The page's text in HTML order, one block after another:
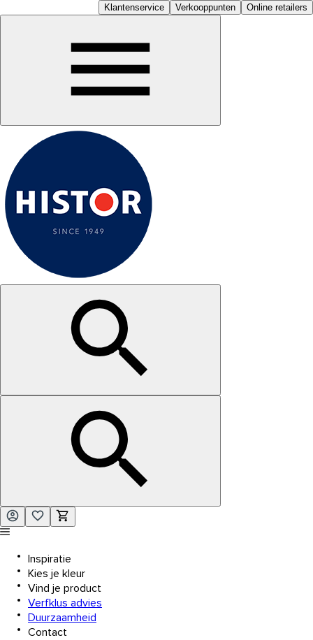
Klantenservice Verkooppunten Online retailers
Inspiratie
Kies je kleur
Vind je product
Verfklus advies
Duurzaamheid
Contact